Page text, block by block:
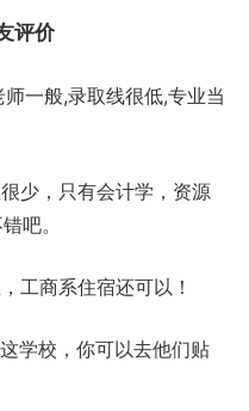
评价
一般,录取线很低,专业当
少，只有会计学，资源
吧。
工商系住宿还可以！
学校，你可以去他们贴